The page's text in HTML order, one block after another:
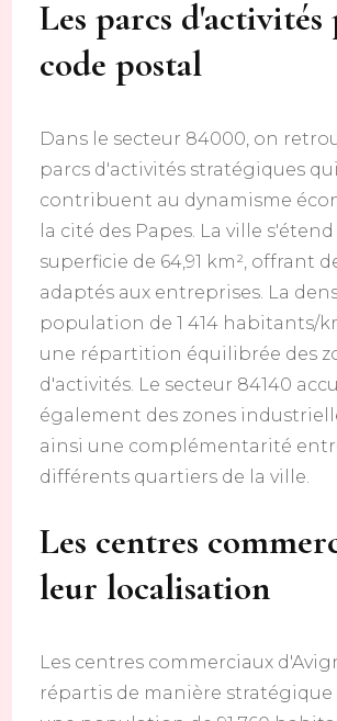
Les parcs d'activités
code postal
Dans le secteur 84000, on
parcs d'activités stratégiques qui
contribuent au dynamisme
la cité des Papes. La ville
superficie de 64,91 km², offrant
adaptés aux entreprises. La
population de 1 414 habitants/
une répartition équilibrée des
d'activités. Le secteur 84140
également des zones
ainsi une complémentarité
différents quartiers de la ville.
Les centres
leur localisation
Les centres commerciaux
répartis de manière stratégique